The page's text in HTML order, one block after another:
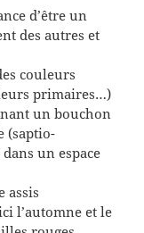
d’être un
des autres et
couleurs
primaires…)
un bouchon
(saptio-
un espace
assis
l’automne et le